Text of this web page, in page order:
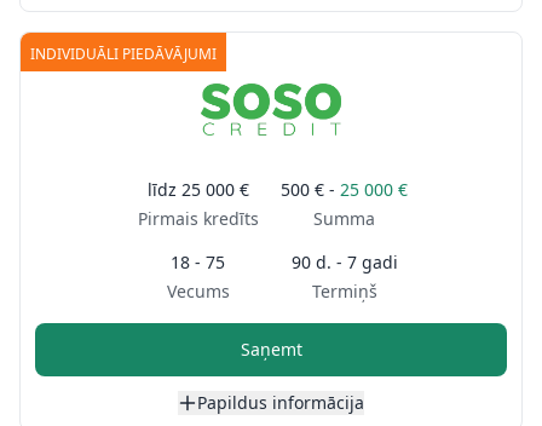
INDIVIDUĀLI PIEDĀVĀJUMI
līdz 25 000 €
Pirmais kredīts
500 € - 25 000 €
Summa
18 - 75
Vecums
90 d. - 7 gadi
Termiņš
Saņemt
Papildus informācija